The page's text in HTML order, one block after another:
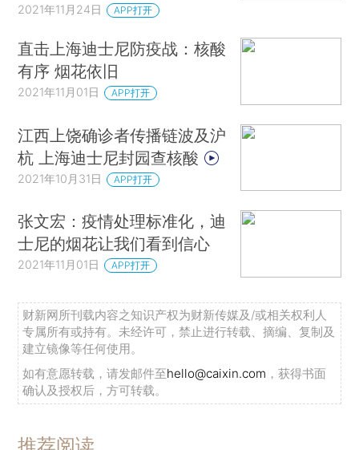
2021年11月24日 APP打开
直击上海迪士尼防疫战：核酸
有序 烟花依旧
2021年11月01日 APP打开
江西上饶确诊者传播链波及沪
杭 上海迪士尼封园查核酸
2021年10月31日 APP打开
张文宏：疫情处理标准化，迪
士尼的烟花让我们看到信心
2021年11月01日 APP打开
财新网所刊载内容之知识产权为财新传媒及/或相关权利人
专属所有或持有。未经许可，禁止进行转载、摘编、复制及
建立镜像等任何使用。
如有意愿转载，请发邮件至hello@caixin.com ，获得书面
确认及授权后，方可转载。